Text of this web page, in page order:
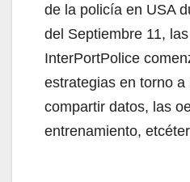
de la policía en USA
del Septiembre 11,
InterPortPolice
estrategias en torno
compartir datos, las
entrenamiento,